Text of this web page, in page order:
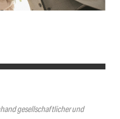
gesellschaftlicher und